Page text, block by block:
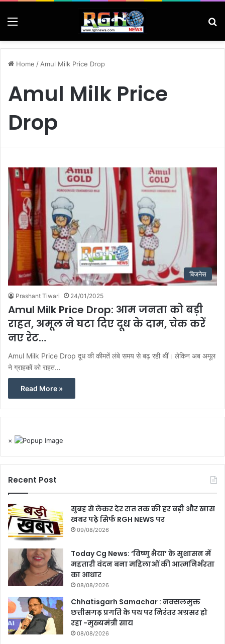
Menu
Home / Amul Milk Price Drop
Amul Milk Price
Drop
बिजनेस
Prashant Tiwari 24/01/2025
Amul Milk Price Drop: आम जनता को बड़ी
राहत, अमूल ने घटा दिए दूध के दाम, चेक करें
नए रेट…
Amul Milk Price Drop दूध की कीमतें लंबे समय से बढ़ रही थीं। लेकिन अब अमूल
ने ग्राहकों को राहत…
Read More »
×
Recent Post
सुबह से लेकर देर रात तक की हर बड़ी और खास
खबर पढ़े सिर्फ RGH NEWS पर
09/08/2026
Today Cg News: ‘विष्णु भैया’ के सुशासन में
महतारी वंदन बना महिलाओं की आत्मनिर्भरता
का आधार
08/08/2026
Chhatisgarh Samachar : नक्सलमुक्त
छत्तीसगढ़ प्रगति के पथ पर निरंतर अग्रसर हो
रहा -मुख्यमंत्री साय
08/08/2026